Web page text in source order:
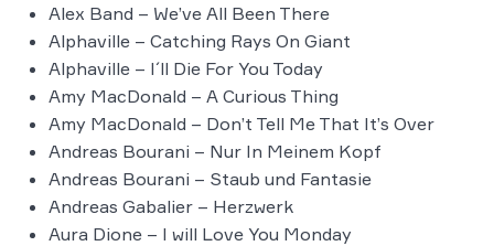
Alex Band – We’ve All Been There
Alphaville – Catching Rays On Giant
Alphaville – I´ll Die For You Today
Amy MacDonald – A Curious Thing
Amy MacDonald – Don’t Tell Me That It’s Over
Andreas Bourani – Nur In Meinem Kopf
Andreas Bourani – Staub und Fantasie
Andreas Gabalier – Herzwerk
Aura Dione – I will Love You Monday